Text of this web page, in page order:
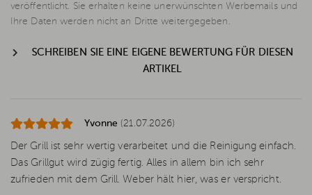
veröffentlicht. Sie erhalten keine unerwünschten Werbemails und
Ihre Daten werden nicht an Dritte weitergegeben.
SCHREIBEN SIE EINE EIGENE BEWERTUNG FÜR DIESEN
ARTIKEL
Yvonne (21.07.2026)
Der Grill ist sehr wertig verarbeitet und die Reinigung einfach.
Das Grillgut wird zügig fertig. Alles in allem bin ich sehr
zufrieden mit dem Grill. Weber hält hier, was er verspricht.